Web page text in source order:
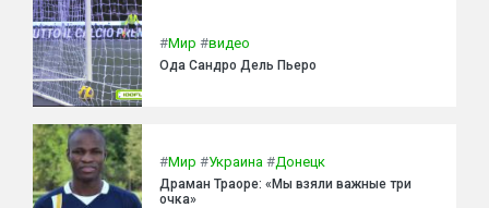
#Мир #видео
Ода Сандро Дель Пьеро
#Мир #Украина #Донецк
Драман Траоре: «Мы взяли важные три
очка»